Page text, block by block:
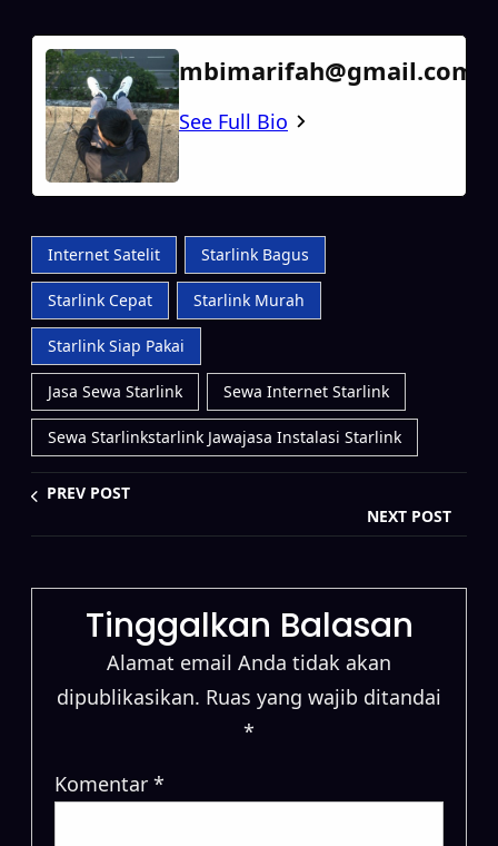
mbimarifah@gmail.com
See Full Bio
Internet Satelit Starlink Bagus
Starlink Cepat Starlink Murah
Starlink Siap Pakai
Jasa Sewa Starlink Sewa Internet Starlink
Sewa Starlinkstarlink Jawajasa Instalasi Starlink
PREV POST
NEXT POST
Tinggalkan Balasan
Alamat email Anda tidak akan
dipublikasikan. Ruas yang wajib ditandai
*
Komentar *